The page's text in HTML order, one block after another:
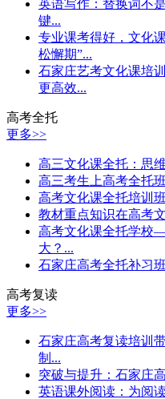
英语写作：替换词不
键...
专业课考得好，文化
松懈期”...
石家庄艺考文化课培
更高效...
高考全托
更多>>
高三文化课全托：思
高三考生上高考全托
高考文化课全托培训
教材重点知识在高考
高考文化课全托学校
大？...
石家庄高考全托补习
高考复读
更多>>
石家庄高考复读培训
制...
突破与提升：石家庄
英语课外阅读：为阅